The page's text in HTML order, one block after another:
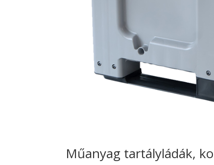
Műanyag tartályládák,